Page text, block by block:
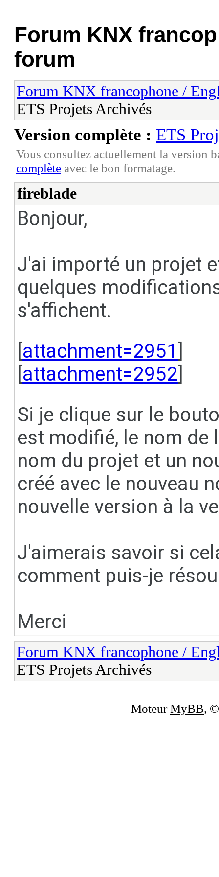
Forum KNX
forum
Forum KNX francophone /
ETS Projets Archivés
Version complète : ETS
Vous consultez actuellement la version
complète avec le bon formatage.
fireblade
Bonjour,
J'ai importé un projet
quelques
s'affichent.
[attachment=2951]
[attachment=2952]
Si je clique sur le
est modifié, le nom
nom du projet et un
créé avec le nouveau
nouvelle version à la
J'aimerais savoir si
comment puis-je
Merci
Forum KNX francophone /
ETS Projets Archivés
MoteurMyBB,